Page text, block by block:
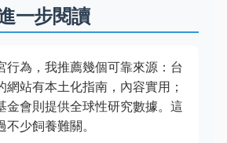
一步閱讀
行為，我推薦幾個可靠來源：台
網站有本土化指南，內容實用；
金會則提供全球性研究數據。這
少飼養難關。